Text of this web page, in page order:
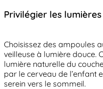
Privilégier les
Choisissez des ampoules
veilleuse à lumière douce.
lumière naturelle du
par le cerveau de l’enfant
serein vers le sommeil.